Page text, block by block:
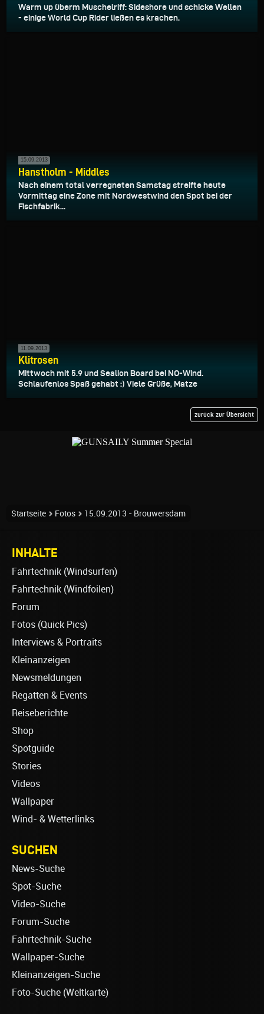
Warm up überm Muschelriff: Sideshore und schicke Wellen
- einige World Cup Rider ließen es krachen.
15.09.2013
Hanstholm - Middles
Nach einem total verregneten Samstag streifte heute
Vormittag eine Zone mit Nordwestwind den Spot bei der
Fischfabrik...
11.09.2013
Klitrosen
Mittwoch mit 5.9 und Sealion Board bei NO-Wind.
Schlaufenlos Spaß gehabt :) Viele Grüße, Matze
zurück zur Übersicht
Startseite Fotos 15.09.2013 - Brouwersdam
INHALTE
Fahrtechnik (Windsurfen)
Fahrtechnik (Windfoilen)
Forum
Fotos (Quick Pics)
Interviews & Portraits
Kleinanzeigen
Newsmeldungen
Regatten & Events
Reiseberichte
Shop
Spotguide
Stories
Videos
Wallpaper
Wind- & Wetterlinks
SUCHEN
News-Suche
Spot-Suche
Video-Suche
Forum-Suche
Fahrtechnik-Suche
Wallpaper-Suche
Kleinanzeigen-Suche
Foto-Suche (Weltkarte)